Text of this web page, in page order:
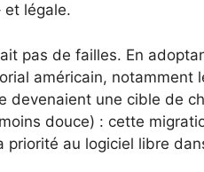
et légale.
pas de failles. En
américain, notamment
devenaient une cible de
douce) : cette
priorité au logiciel libre